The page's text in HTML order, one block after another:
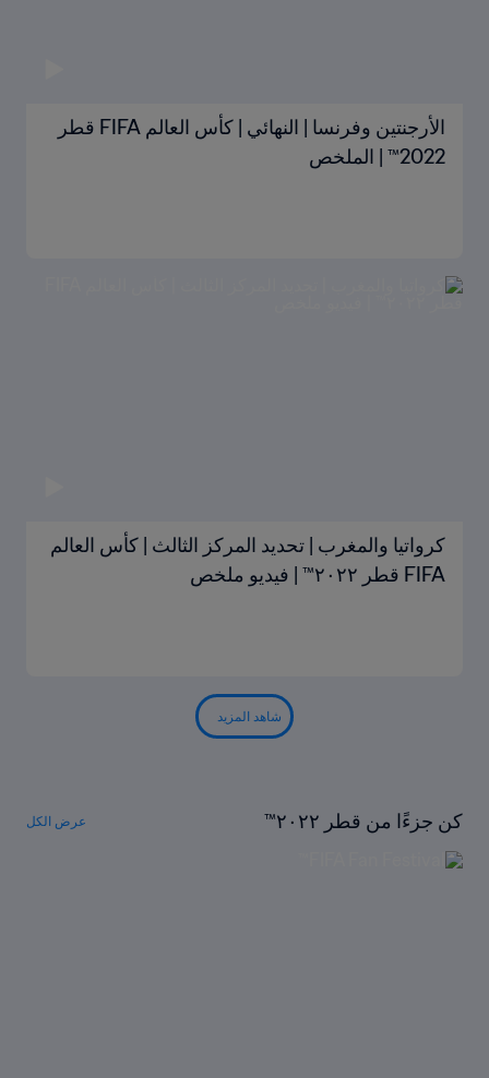
الأرجنتين وفرنسا | النهائي | كأس العالم FIFA قطر
2022™ | الملخص
كرواتيا والمغرب | تحديد المركز الثالث | كأس العالم
FIFA قطر ٢٠٢٢™ | فيديو ملخص
شاهد المزيد
كن جزءًا من قطر ٢٠٢٢™ عرض الكل